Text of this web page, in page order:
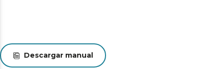
Descargar manual